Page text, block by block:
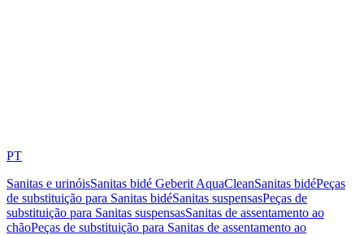
PT
Sanitas e urinóisSanitas bidé Geberit AquaCleanSanitas bidéPeças
de substituição para Sanitas bidéSanitas suspensasPeças de
substituição para Sanitas suspensasSanitas de assentamento ao
chãoPeças de substituição para Sanitas de assentamento ao